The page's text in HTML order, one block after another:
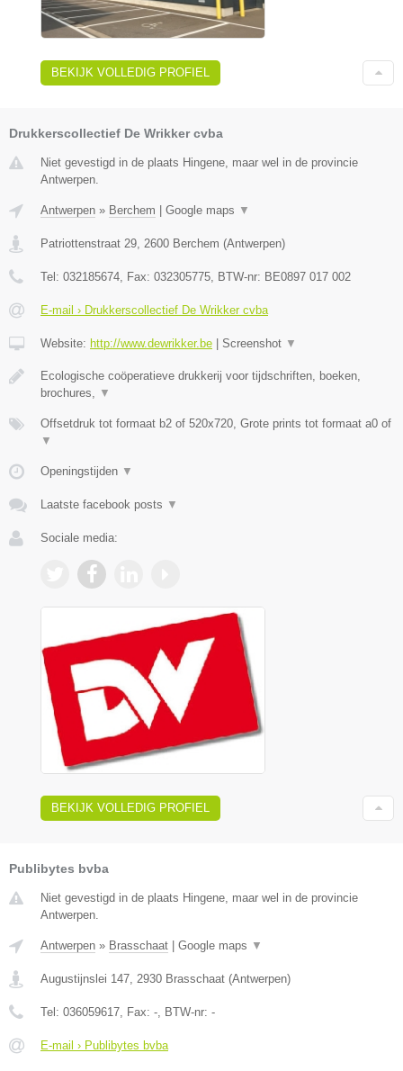
BEKIJK VOLLEDIG PROFIEL
Drukkerscollectief De Wrikker cvba
Niet gevestigd in de plaats Hingene, maar wel in de provincie
Antwerpen.
Antwerpen » Berchem | Google maps ▼
Patriottenstraat 29 2600 Berchem (Antwerpen)
Tel: 032185674 , Fax: 032305775 , BTW-nr: BE0897 017 002
E-mail › Drukkerscollectief De Wrikker cvba
Website: http://www.dewrikker.be | Screenshot ▼
Ecologische coöperatieve drukkerij voor tijdschriften, boeken,
brochures,
▼
Offsetdruk tot formaat b2 of 520x720, Grote prints tot formaat a0 of
▼
Openingstijden ▼
Laatste facebook posts ▼
Sociale media:
BEKIJK VOLLEDIG PROFIEL
Publibytes bvba
Niet gevestigd in de plaats Hingene, maar wel in de provincie
Antwerpen.
Antwerpen » Brasschaat Google maps ▼
Augustijnslei 147, 2930 Brasschaat (Antwerpen)
Tel: 036059617, Fax: -, BTW-nr: -
E-mail › Publibytes bvba